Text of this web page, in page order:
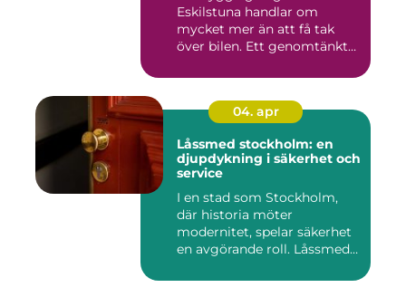
Eskilstuna handlar om
mycket mer än att få tak
över bilen. Ett genomtänkt
04. apr
Låssmed stockholm: en
djupdykning i säkerhet och
service
I en stad som Stockholm,
där historia möter
modernitet, spelar säkerhet
en avgörande roll. Låssmed